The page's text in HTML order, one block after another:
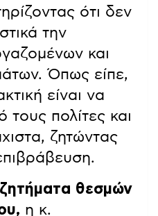
ότι δεν
την
και
Όπως είπε,
είναι να
τους πολίτες και
ζητώντας
θεσμών
η κ.